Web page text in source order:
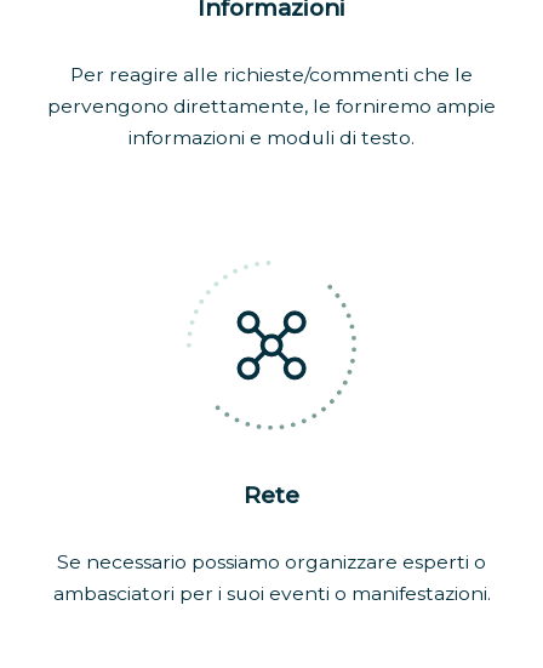
Informazioni
Per reagire alle richieste/commenti che le
pervengono direttamente, le forniremo ampie
informazioni e moduli di testo.
Rete
Se necessario possiamo organizzare esperti o
ambasciatori per i suoi eventi o manifestazioni.